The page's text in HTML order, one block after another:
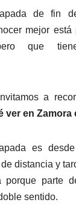
de fin
mejor
que
a
ver en Zamora
es
distancia y
porque parte
sentido.